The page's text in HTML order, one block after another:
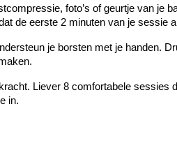
foto’s of geurtje van je
de eerste 2 minuten van je sessie
je borsten met je handen.
Liever 8 comfortabele sessies
in.